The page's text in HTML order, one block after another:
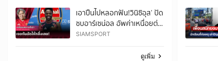
เอาปืนไปหลอกฟัน!วินิซิอุส’ ปัด
ซบอาร์เซน่อล อัพค่าเหนื่อยต่อ
สัญญาเรอัล มาดริด
SIAMSPORT
ดูเพิ่ม